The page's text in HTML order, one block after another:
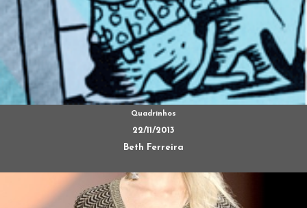
Quadrinhos
22/11/2013
Beth Ferreira